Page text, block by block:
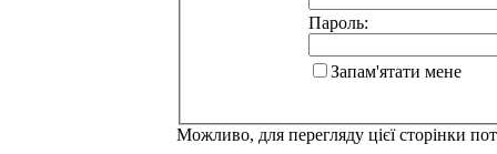
Пароль:
Запам'ятати мене
Можливо, для перегляду цієї сторінки